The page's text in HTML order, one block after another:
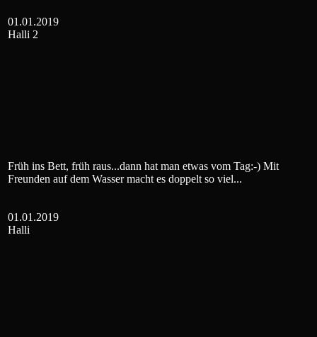
01.01.2019
Halli 2
Früh ins Bett, früh raus...dann hat man etwas vom Tag:-) Mit
Freunden auf dem Wasser macht es doppelt so viel...
01.01.2019
Halli